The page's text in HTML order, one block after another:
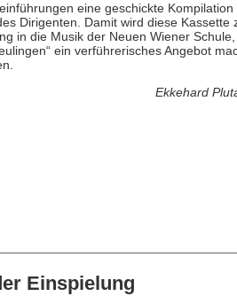
eine geschickte
Dirigenten. Damit wird diese Kassette
in die Musik der Neuen Wiener
ein verführerisches Angebot
Ekkehard
Einspielung